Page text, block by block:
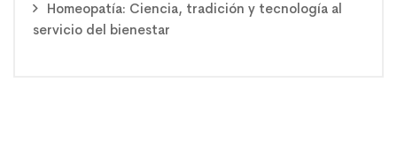
Homeopatía: Ciencia, tradición y tecnología al
servicio del bienestar